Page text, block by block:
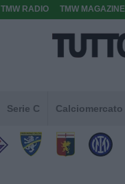
TMW RADIO TMW MAGAZINE
Serie C Calciomercato